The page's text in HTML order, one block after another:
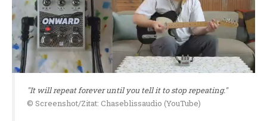
"It will repeat forever until you tell it to stop repeating."
© Screenshot/Zitat: Chaseblissaudio (YouTube)